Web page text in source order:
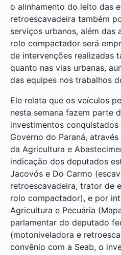
o alinhamento do leito das
retroescavadeira também
serviços urbanos, além das
rolo compactador será
de intervenções realizadas
quanto nas vias urbanas,
das equipes nos trabalhos
Ele relata que os veículos
nesta semana fazem parte
investimentos
Governo do Paraná,
da Agricultura e
indicação dos deputados
Jacovós e Do Carmo
retroescavadeira, trator de
rolo compactador), e por
Agricultura e Pecuária
parlamentar do deputado
(motoniveladora e
convênio com a Seab, o